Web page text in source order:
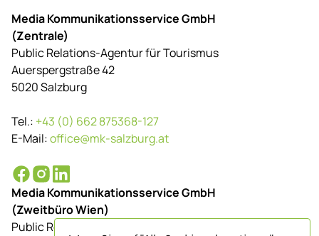
Media Kommunikationsservice GmbH
(Zentrale)
Public Relations-Agentur für Tourismus
Auerspergstraße 42
5020 Salzburg
Tel.: +43 (0) 662 875368-127
E-Mail:office@mk-salzburg.at
Media Kommunikationsservice GmbH
(Zweitbüro Wien)
Public Relations-Agentur für Tourismus